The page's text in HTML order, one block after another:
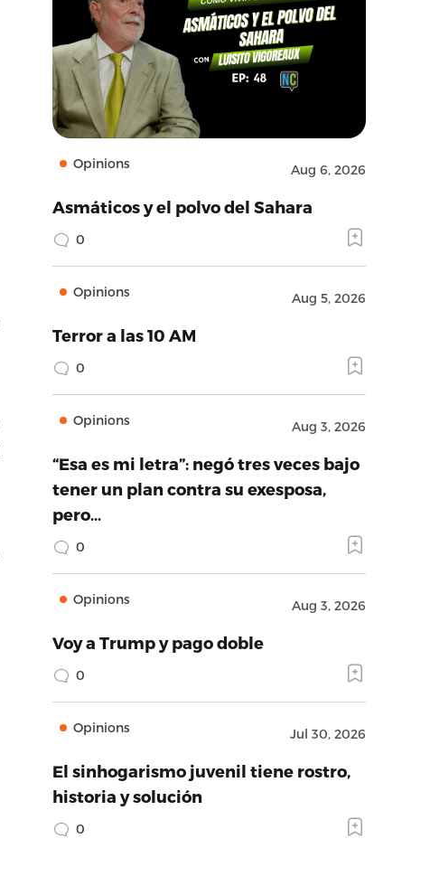
Opinions Aug 6, 2026
Asmáticos y el polvo del Sahara
0
Opinions Aug 5, 2026
Terror a las 10 AM
0
Opinions Aug 3, 2026
“Esa es mi letra”: negó tres veces bajo
tener un plan contra su exesposa,
pero…
0
Opinions Aug 3, 2026
Voy a Trump y pago doble
0
Opinions Jul 30, 2026
El sinhogarismo juvenil tiene rostro,
historia y solución
0